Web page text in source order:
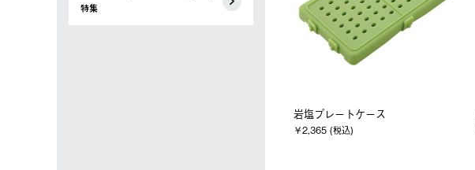
特集
岩塩プレートケース
￥2,365 (税込)